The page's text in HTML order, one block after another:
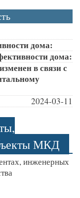
дома:
дома:
в связи с
2024-03-11
МКД
инженерных